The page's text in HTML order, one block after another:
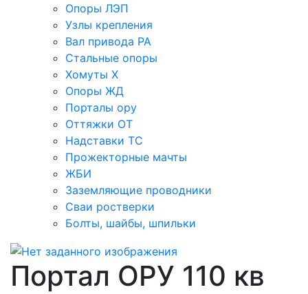
Опоры ЛЭП
Узлы крепления
Вал привода РА
Стальные опоры
Хомуты Х
Опоры ЖД
Порталы ору
Оттяжки ОТ
Надставки ТС
Прожекторные мачты
ЖБИ
Заземляющие проводники
Сваи ростверки
Болты, шайбы, шпильки
Портал ОРУ 110 кв